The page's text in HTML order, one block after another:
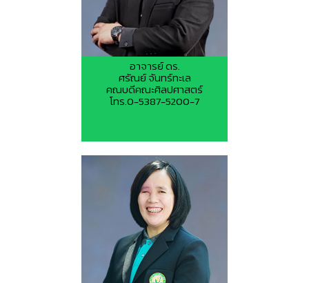
อาจารย์ ดร.
ศรัณย์ จันทร์ทะเล
คณบดีคณะศิลปศาสตร์
โทร.0-5387-5200-7